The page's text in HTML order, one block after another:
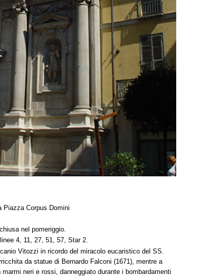
Piazza Corpus Domini
nel pomeriggio.
4, 11, 27, 51, 57, Star 2.
Vitozzi in ricordo del miracolo eucaristico del SS.
da statue di Bernardo Falconi (1671), mentre a
neri e rossi, danneggiato durante i bombardamenti